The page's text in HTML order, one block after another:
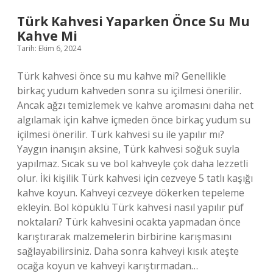
Türk Kahvesi Yaparken Önce Su Mu
Kahve Mi
Tarih: Ekim 6, 2024
Türk kahvesi önce su mu kahve mi? Genellikle
birkaç yudum kahveden sonra su içilmesi önerilir.
Ancak ağzı temizlemek ve kahve aromasını daha net
algılamak için kahve içmeden önce birkaç yudum su
içilmesi önerilir. Türk kahvesi su ile yapılır mı?
Yaygın inanışın aksine, Türk kahvesi soğuk suyla
yapılmaz. Sıcak su ve bol kahveyle çok daha lezzetli
olur. İki kişilik Türk kahvesi için cezveye 5 tatlı kaşığı
kahve koyun. Kahveyi cezveye dökerken tepeleme
ekleyin. Bol köpüklü Türk kahvesi nasıl yapılır püf
noktaları? Türk kahvesini ocakta yapmadan önce
karıştırarak malzemelerin birbirine karışmasını
sağlayabilirsiniz. Daha sonra kahveyi kısık ateşte
ocağa koyun ve kahveyi karıştırmadan…